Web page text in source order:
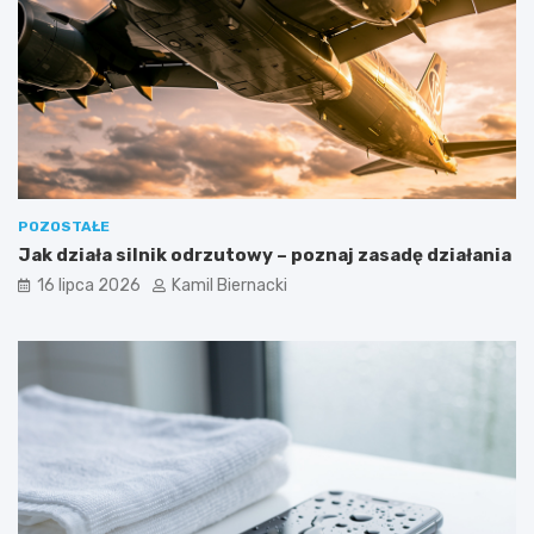
POZOSTAŁE
Jak działa silnik odrzutowy – poznaj zasadę działania
16 lipca 2026 Kamil Biernacki